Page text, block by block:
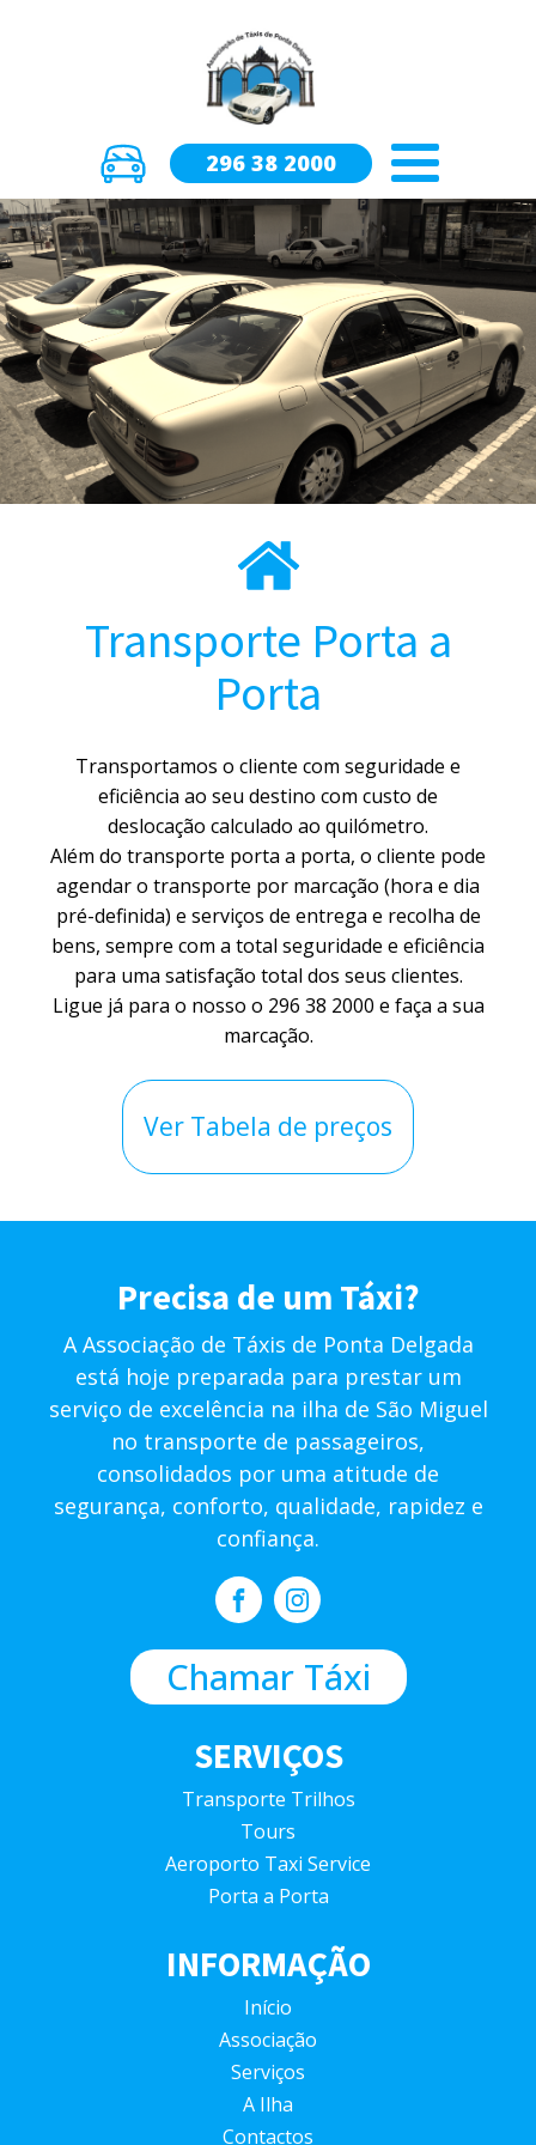
296 38 2000
Transporte Porta a
Porta
Transportamos o cliente com seguridade e
eficiência ao seu destino com custo de
deslocação calculado ao quilómetro.
Além do transporte porta a porta, o cliente pode
agendar o transporte por marcação (hora e dia
pré-definida) e serviços de entrega e recolha de
bens, sempre com a total seguridade e eficiência
para uma satisfação total dos seus clientes.
Ligue já para o nosso o 296 38 2000 e faça a sua
marcação.
Ver Tabela de preços
Precisa de um Táxi?
A Associação de Táxis de Ponta Delgada
está hoje preparada para prestar um
serviço de excelência na ilha de São Miguel
no transporte de passageiros,
consolidados por uma atitude de
segurança, conforto, qualidade, rapidez e
confiança.
Chamar Táxi
SERVIÇOS
Transporte Trilhos
Tours
Aeroporto Taxi Service
Porta a Porta
INFORMAÇÃO
Início
Associação
Serviços
A Ilha
Contactos